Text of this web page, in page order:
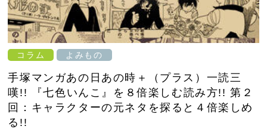
コラム よみもの
手塚マンガあの日あの時＋（プラス）一読三
嘆!! 『七色いんこ』を８倍楽しむ読み方!! 第２
回：キャラクターの元ネタを探ると４倍楽しめ
る!!